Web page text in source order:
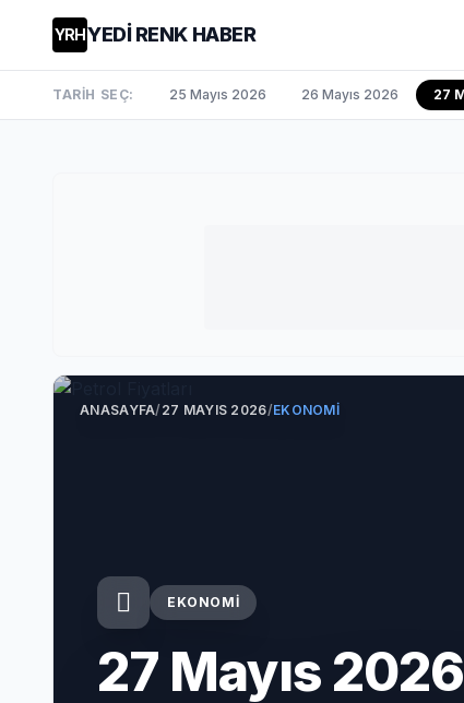
YRHYEDİ RENK HABER
TARİH SEÇ: 25 Mayıs 2026 26 Mayıs 2026 27
ANASAYFA/27 MAYIS 2026/EKONOMI
EKONOMI
27 Mayıs